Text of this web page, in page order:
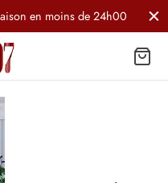
en moins de 24h00